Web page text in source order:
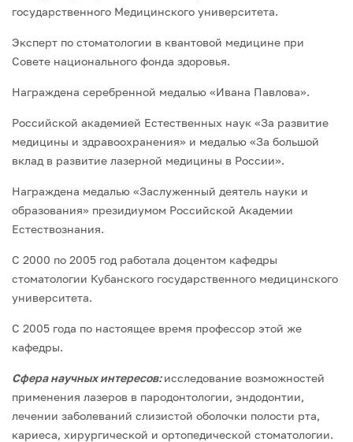
государственного Медицинского университета.
Эксперт по стоматологии в квантовой медицине при
Совете национального фонда здоровья.
Награждена серебренной медалью «Ивана Павлова».
Российской академией Естественных наук «За развитие
медицины и здравоохранения» и медалью «За большой
вклад в развитие лазерной медицины в России».
Награждена медалью «Заслуженный деятель науки и
образования» президиумом Российской Академии
Естествознания.
С 2000 по 2005 год работала доцентом кафедры
стоматологии Кубанского государственного медицинского
университета.
С 2005 года по настоящее время профессор этой же
кафедры.
Сфера научных интересов: исследование возможностей
применения лазеров в пародонтологии, эндодонтии,
лечении заболеваний слизистой оболочки полости рта,
кариеса, хирургической и ортопедической стоматологии.